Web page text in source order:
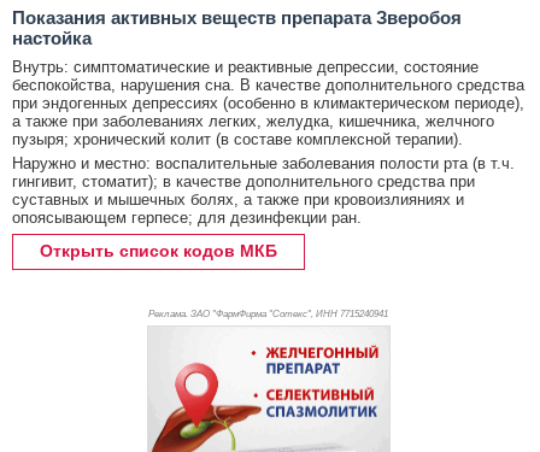
Показания активных веществ препарата Зверобоя
настойка
Внутрь: симптоматические и реактивные депрессии, состояние
беспокойства, нарушения сна. В качестве дополнительного средства
при эндогенных депрессиях (особенно в климактерическом периоде),
а также при заболеваниях легких, желудка, кишечника, желчного
пузыря; хронический колит (в составе комплексной терапии).
Наружно и местно: воспалительные заболевания полости рта (в т.ч.
гингивит, стоматит); в качестве дополнительного средства при
суставных и мышечных болях, а также при кровоизлияниях и
опоясывающем герпесе; для дезинфекции ран.
Открыть список кодов МКБ
Реклама. ЗАО "ФармФирма "Сотекс", ИНН 7715240941